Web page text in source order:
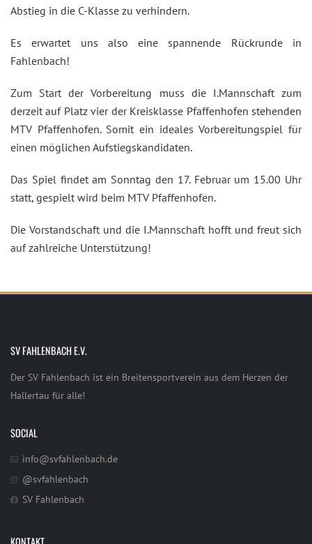
Abstieg in die C-Klasse zu verhindern.
Es erwartet uns also eine spannende Rückrunde in
Fahlenbach!
Zum Start der Vorbereitung muss die I.Mannschaft zum
derzeit auf Platz vier der Kreisklasse Pfaffenhofen stehenden
MTV Pfaffenhofen. Somit ein ideales Vorbereitungspiel für
einen möglichen Aufstiegskandidaten.
Das Spiel findet am Sonntag den 17. Februar um 15.00 Uhr
statt, gespielt wird beim MTV Pfaffenhofen.
Die Vorstandschaft und die I.Mannschaft hofft und freut sich
auf zahlreiche Unterstützung!
SV FAHLENBACH E.V.
Der SV Fahlenbach ist ein Breitensportverein aus dem Herzen der
Hallertau für alle!
SOCIAL
info@svfahlenbach.de
@svfahlenbach
SV Fahlenbach